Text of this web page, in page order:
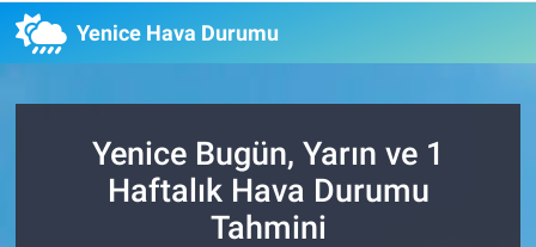
Yenice Hava Durumu
Yenice Bugün, Yarın ve 1
Haftalık Hava Durumu
Tahmini